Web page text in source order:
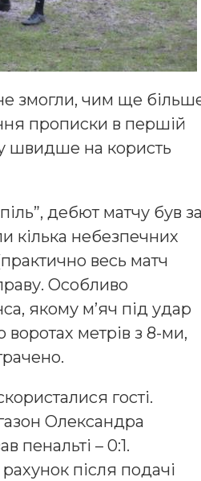
змогли, чим ще
прописки в першій
швидше на користь
дебют матчу був за
кілька небезпечних
весь матч
Особливо
якому м’яч під удар
воротах метрів з 8-ми,
гості.
Олександра
пенальті – 0:1.
після подачі